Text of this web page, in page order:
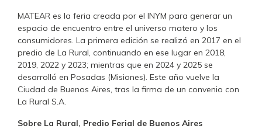
MATEAR es la feria creada por el INYM para generar un
espacio de encuentro entre el universo matero y los
consumidores. La primera edición se realizó en 2017 en el
predio de La Rural, continuando en ese lugar en 2018,
2019, 2022 y 2023; mientras que en 2024 y 2025 se
desarrolló en Posadas (Misiones). Este año vuelve la
Ciudad de Buenos Aires, tras la firma de un convenio con
La Rural S.A.
Sobre La Rural, Predio Ferial de Buenos Aires